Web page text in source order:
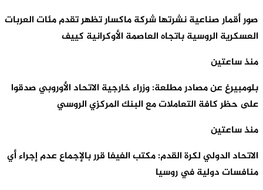
صور أقمار صناعية نشرتها شركة ماكسار تظهر تقدم مئات العربات
العسكرية الروسية باتجاه العاصمة الأوكرانية كييف
منذ ساعتين
بلومبيرغ عن مصادر مطلعة: وزراء خارجية الاتحاد الأوروبي صدقوا
على حظر كافة التعاملات مع البنك المركزي الروسي
منذ ساعتين
الاتحاد الدولي لكرة القدم: مكتب الفيفا قرر بالإجماع عدم إجراء أي
منافسات دولية في روسيا